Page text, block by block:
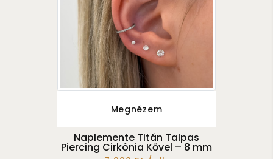
Megnézem
Naplemente Titán Talpas
Piercing Cirkónia Kővel – 8 mm